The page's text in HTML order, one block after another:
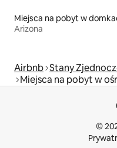
Arizona
Airbnb Stany
Miejsca na pobyt w
©